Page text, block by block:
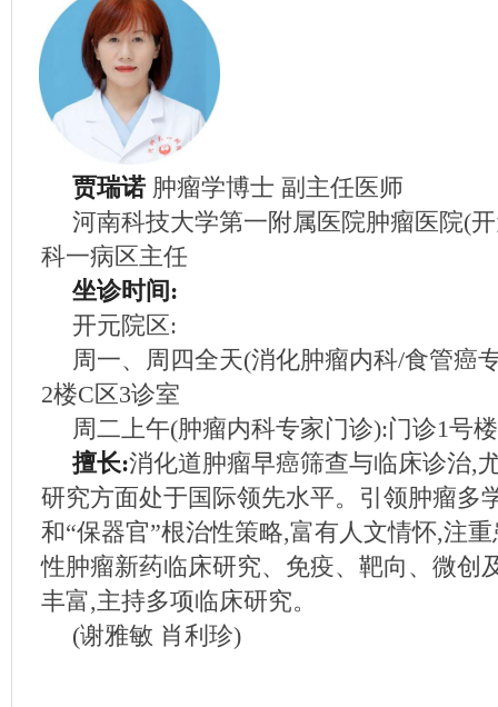
贾瑞诺 肿瘤学博士 副主任医师
河南科技大学第一附属医院肿瘤医院(
科一病区主任
坐诊时间:
开元院区:
周一、周四全天(消化肿瘤内科/食管癌
2楼C区3诊室
周二上午(肿瘤内科专家门诊):门诊1号
擅长:消化道肿瘤早癌筛查与临床诊治,
研究方面处于国际领先水平。引领肿瘤多
和“保器官”根治性策略,富有人文情怀,注
性肿瘤新药临床研究、免疫、靶向、微创
丰富,主持多项临床研究。
(谢雅敏 肖利珍)